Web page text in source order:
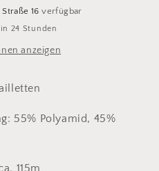
16 verfügbar
24 Stunden
anzeigen
55% Polyamid, 45%
115m